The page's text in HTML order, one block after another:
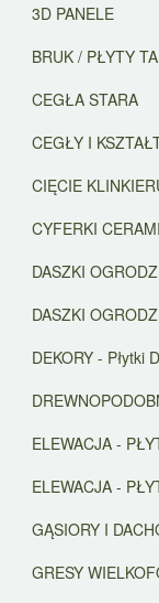
3D PANELE
BRUK / PŁYTY
CEGŁA STARA
CEGŁY I
CIĘCIE
CYFERKI
DASZKI
DASZKI
DEKORY - Płytki
ELEWACJA -
ELEWACJA -
GĄSIORY I
GRESY